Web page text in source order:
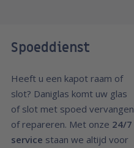
Spoeddienst
Heeft u een kapot raam of
slot? Daniglas komt uw glas
of slot met spoed vervangen
of repareren. Met onze 24/7
service staan we altijd voor